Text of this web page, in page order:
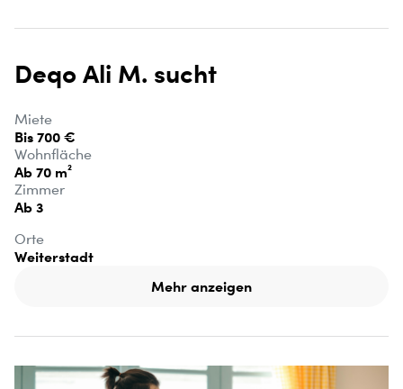
Deqo Ali M. sucht
Miete
Bis 700 €
Wohnfläche
Ab 70 m²
Zimmer
Ab 3
Orte
Weiterstadt
Mehr anzeigen